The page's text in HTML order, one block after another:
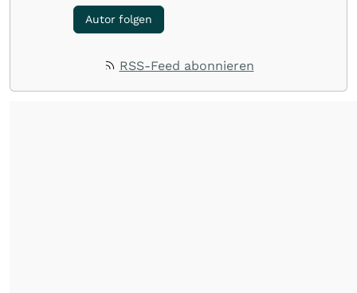
Autor folgen
RSS-Feed abonnieren